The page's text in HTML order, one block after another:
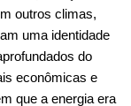
outros climas,
uma identidade
do
econômicas e
que a energia era